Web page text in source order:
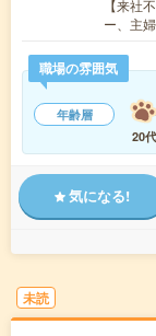
【来社
ー、主
職場の雰囲気
年齢層
20代
気になる!
未読